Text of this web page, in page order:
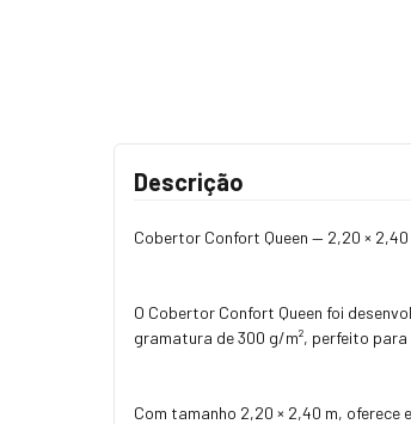
Descrição
Cobertor Confort Queen — 2,20 × 2,40
O Cobertor Confort Queen foi
gramatura de 300 g/m², perfeito
Com tamanho 2,20 × 2,40 m,